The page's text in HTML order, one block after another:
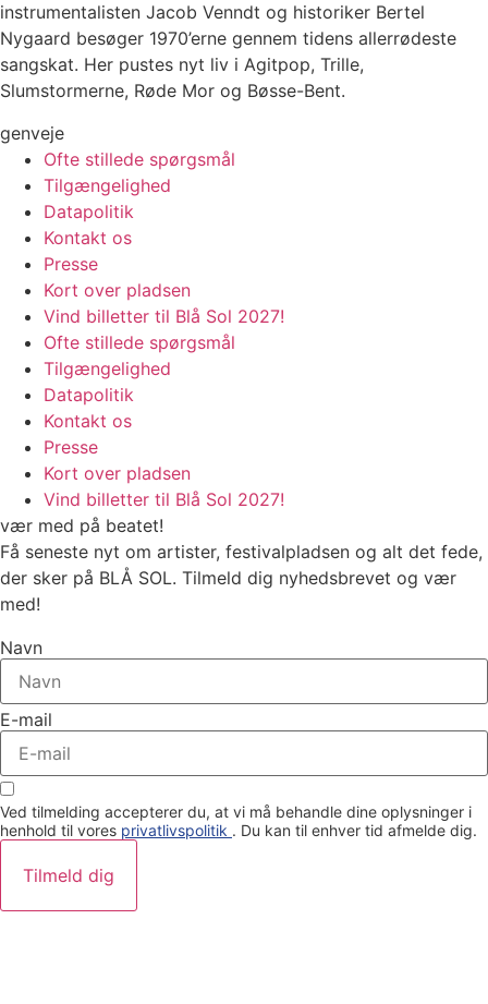
instrumentalisten Jacob Venndt og historiker Bertel
Nygaard besøger 1970’erne gennem tidens allerrødeste
sangskat. Her pustes nyt liv i Agitpop, Trille,
Slumstormerne, Røde Mor og Bøsse-Bent.
genveje
Ofte stillede spørgsmål
Tilgængelighed
Datapolitik
Kontakt os
Presse
Kort over pladsen
Vind billetter til Blå Sol 2027!
Ofte stillede spørgsmål
Tilgængelighed
Datapolitik
Kontakt os
Presse
Kort over pladsen
Vind billetter til Blå Sol 2027!
vær med på beatet!
Få seneste nyt om artister, festivalpladsen og alt det fede,
der sker på BLÅ SOL. Tilmeld dig nyhedsbrevet og vær
med!
Navn
E-mail
Ved tilmelding accepterer du, at vi må behandle dine oplysninger i
henhold til vores privatlivspolitik . Du kan til enhver tid afmelde dig.
Tilmeld dig